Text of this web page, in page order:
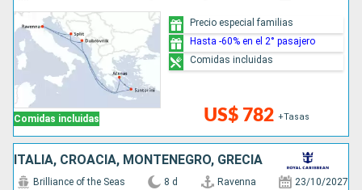
Comidas incluidas US$ 782 +Tasas
Precio especial familias
Hasta -60% en el 2° pasajero
Comidas incluidas
ITALIA, CROACIA, MONTENEGRO, GRECIA
Brilliance of the Seas 8 d Ravenna 23/10/2027